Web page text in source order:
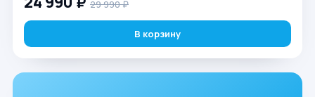
29 990 ₽
В корзину